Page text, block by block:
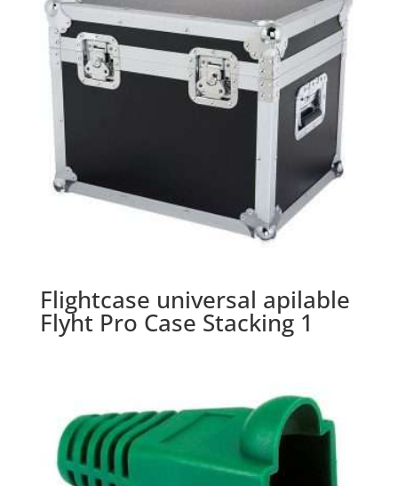
Flightcase universal apilable
Flyht Pro Case Stacking 1